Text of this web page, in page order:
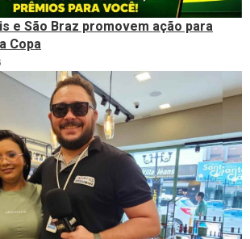
e São Braz promovem ação para
Copa